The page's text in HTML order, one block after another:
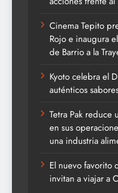
Cinema Tepito
Rojo e inaugura
de Barrio a la
Kyoto celebra el
auténticos
Tetra Pak reduce
en sus
una industria
El nuevo favorito
invitan a viajar a